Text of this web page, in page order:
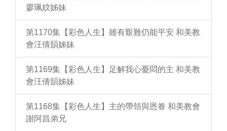
廖珮妏姊妹
第1170集【彩色人生】雖有艱難仍能平安 和美教
會汪倩韻姊妹
第1169集【彩色人生】足解我心憂悶的主 和美教
會汪倩韻姊妹
第1168集【彩色人生】主的帶領與恩眷 和美教會
謝阿昌弟兄